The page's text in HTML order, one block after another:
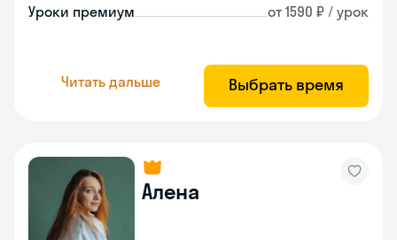
Уроки премиум от 1590 ₽ / урок
Читать дальше Выбрать время
Алена